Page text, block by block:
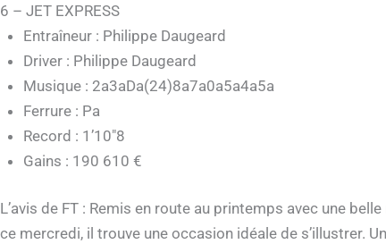
6 – JET EXPRESS
Entraîneur : Philippe Daugeard
Driver : Philippe Daugeard
Musique : 2a3aDa(24)8a7a0a5a4a5a
Ferrure : Pa
Record : 1’10″8
Gains : 190 610 €
L’avis de FT : Remis en route au printemps avec une
ce mercredi, il trouve une occasion idéale de s’illustrer.